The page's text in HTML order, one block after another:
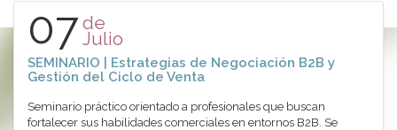
07de
Julio
SEMINARIO | Estrategias de Negociación B2B y
Gestión del Ciclo de Venta
Seminario práctico orientado a profesionales que buscan
fortalecer sus habilidades comerciales en entornos B2B. Se